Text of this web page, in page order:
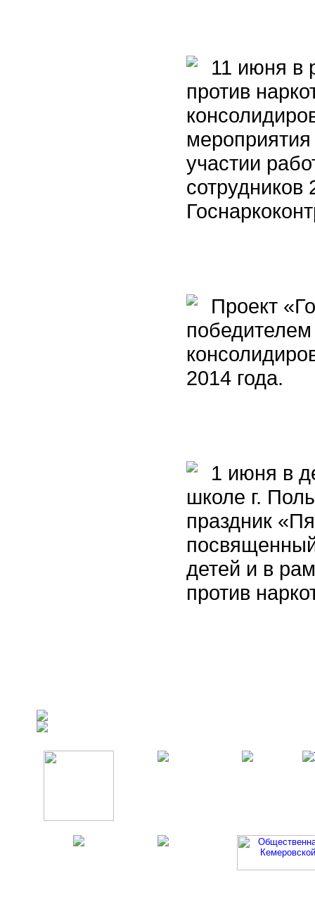
11 июня в
против
участии
сотрудников
Проект
победителем
2014 года.
1 июня в
школе г.
праздник
детей и в
против